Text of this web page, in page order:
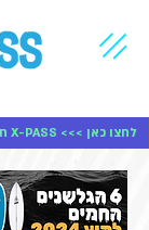
חנות גלשנים אונליין מבית סרף-פס X-PASS <<< לחצו כאן